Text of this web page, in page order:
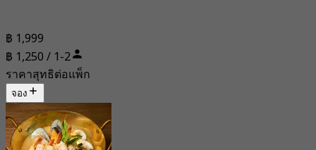
฿ 1,999
฿ 1,250 / 1-2
ราคาสุทธิต่อแพ็ก
จอง